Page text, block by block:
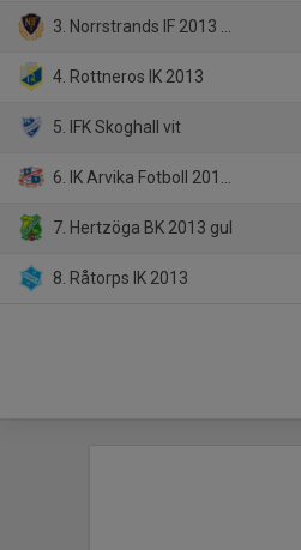
3. Norrstrands IF 2013 blå
4. Rottneros IK 2013
5. IFK Skoghall vit
6. IK Arvika Fotboll 2012 röd
7. Hertzöga BK 2013 gul
8. Råtorps IK 2013